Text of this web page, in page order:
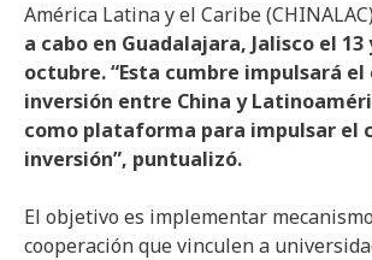
América Latina y el Caribe
a cabo en Guadalajara, Jalisco el 13
octubre. “Esta cumbre impulsará
inversión entre China y
como plataforma para impulsar el
inversión”, puntualizó.
El objetivo es implementar
cooperación que vinculen a